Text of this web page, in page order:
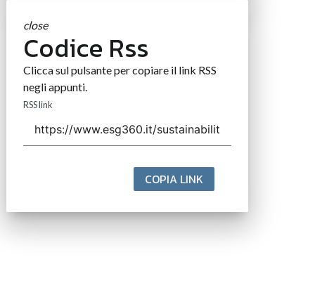
close
Codice Rss
Clicca sul pulsante per copiare il link RSS
negli appunti.
RSS link
COPIA LINK